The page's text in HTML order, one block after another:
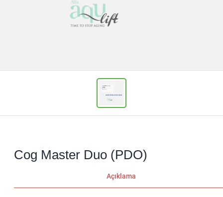
Cog Master Duo (PDO)
Açıklama